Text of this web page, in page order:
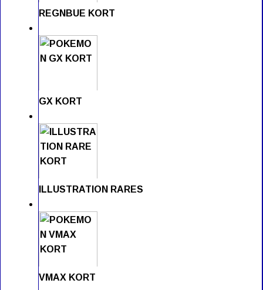
REGNBUE KORT
GX KORT
ILLUSTRATION RARES
VMAX KORT